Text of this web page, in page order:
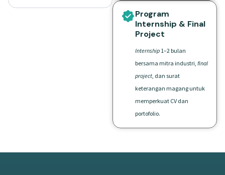
Program
Internship & Final
Project
Internship 1–2 bulan
bersama mitra industri, final
project, dan surat
keterangan magang untuk
memperkuat CV dan
portofolio.